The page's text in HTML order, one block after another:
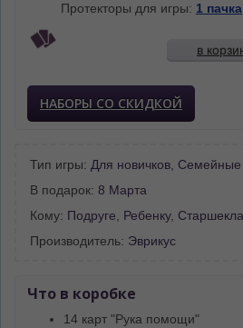
Протекторы для игры: 1 пачка
в
НАБОРЫ СО СКИДКОЙ
Тип игры: Для новичков, Семейные
В подарок: 8 Марта
Кому: Подруге, Ребенку,
Производитель: Эврикус
Что в коробке
14 карт "Рука помощи"